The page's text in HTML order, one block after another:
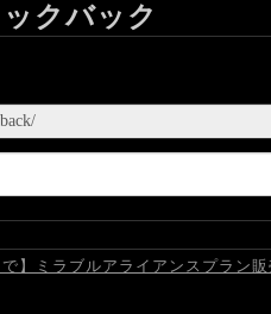
クバック
】ミラブルアライアンスプラン